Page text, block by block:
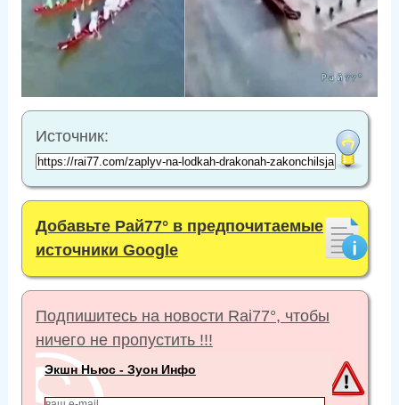
Источник:
Добавьте Рай77° в предпочитаемые
источники Google
Подпишитесь на новости Rai77°, чтобы
ничего не пропустить !!!
Экшн Ньюс - Зуон Инфо